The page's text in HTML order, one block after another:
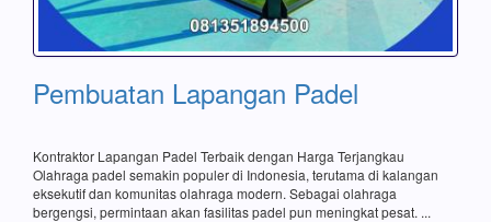
Pembuatan Lapangan Padel
Kontraktor Lapangan Padel Terbaik dengan Harga Terjangkau
Olahraga padel semakin populer di Indonesia, terutama di kalangan
eksekutif dan komunitas olahraga modern. Sebagai olahraga
bergengsi, permintaan akan fasilitas padel pun meningkat pesat. ...